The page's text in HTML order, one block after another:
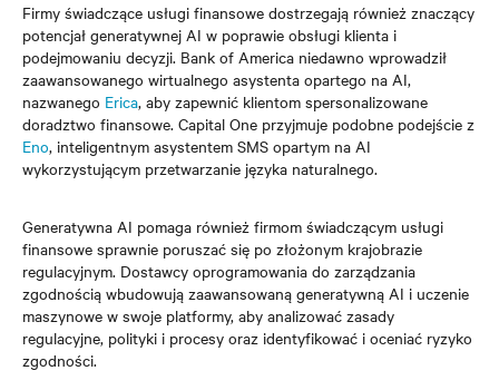
Firmy świadczące usługi finansowe dostrzegają również znaczący
potencjał generatywnej AI w poprawie obsługi klienta i
podejmowaniu decyzji. Bank of America niedawno wprowadził
zaawansowanego wirtualnego asystenta opartego na AI,
nazwanego Erica, aby zapewnić klientom spersonalizowane
doradztwo finansowe. Capital One przyjmuje podobne podejście z
Eno, inteligentnym asystentem SMS opartym na AI
wykorzystującym przetwarzanie języka naturalnego.
Generatywna AI pomaga również firmom świadczącym usługi
finansowe sprawnie poruszać się po złożonym krajobrazie
regulacyjnym. Dostawcy oprogramowania do zarządzania
zgodnością wbudowują zaawansowaną generatywną AI i uczenie
maszynowe w swoje platformy, aby analizować zasady
regulacyjne, polityki i procesy oraz identyfikować i oceniać ryzyko
zgodności.